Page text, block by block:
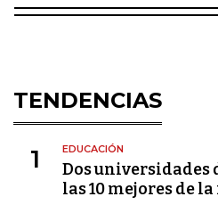
TENDENCIAS
1 EDUCACIÓN
Dos universidades
las 10 mejores de